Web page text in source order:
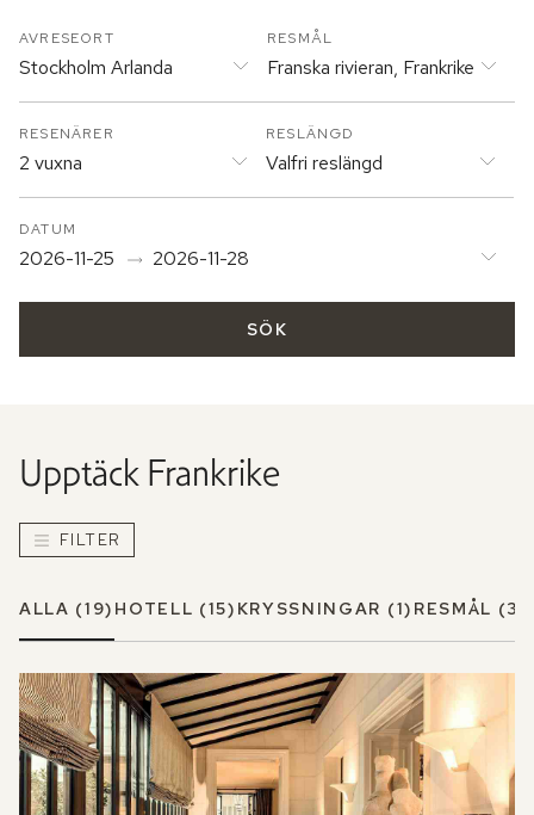
AVRESEORT
Stockholm Arlanda
RESMÅL
Franska rivieran, Frankrike
RESLÄNGD
Valfri reslängd
DATUM
2026-11-25 2026-11-28
RESENÄRER
2 vuxna
SÖK
Upptäck Frankrike
FILTER
ALLA (19) HOTELL (15) KRYSSNINGAR (1) RESMÅL (3)